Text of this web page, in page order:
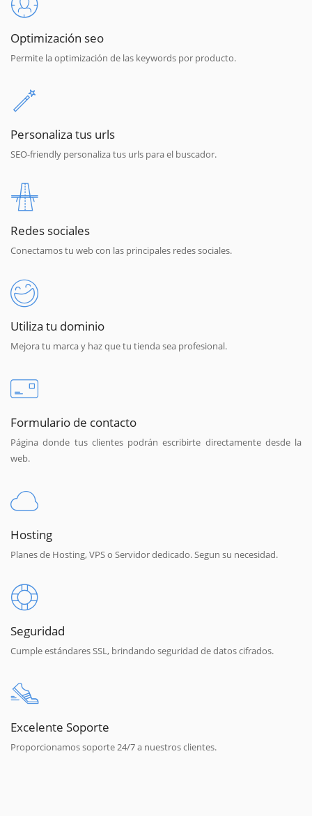
Optimización seo
Permite la optimización de las keywords por producto.
Personaliza tus urls
SEO-friendly personaliza tus urls para el buscador.
Redes sociales
Conectamos tu web con las principales redes sociales.
Utiliza tu dominio
Mejora tu marca y haz que tu tienda sea profesional.
Formulario de contacto
Página donde tus clientes podrán escribirte directamente desde la
web.
Hosting
Planes de Hosting, VPS o Servidor dedicado. Segun su necesidad.
Seguridad
Cumple estándares SSL, brindando seguridad de datos cifrados.
Excelente Soporte
Proporcionamos soporte 24/7 a nuestros clientes.